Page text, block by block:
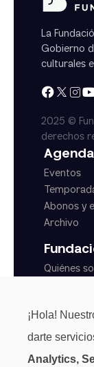
La
Gobierno
culturales
2025 ©
derechos
Agenda
Eventos
Abonos y
Archivo
Quiénes
Normas
¡Hola!
darte
Analytics,